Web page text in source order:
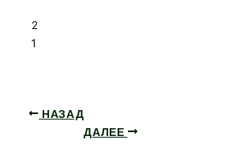
2
1
НАЗАД
ДАЛЕЕ